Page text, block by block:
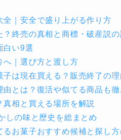
｜安全で盛り上がる作り方
？終売の真相と商標・破産説の
白い9選
へ｜選び方と渡し方
は現在買える？販売終了の
由とは？復活や似てる商品も徹
相と買える場所を解説
しの味と歴史を総まとめ
お菓子おすすめ候補と探し方